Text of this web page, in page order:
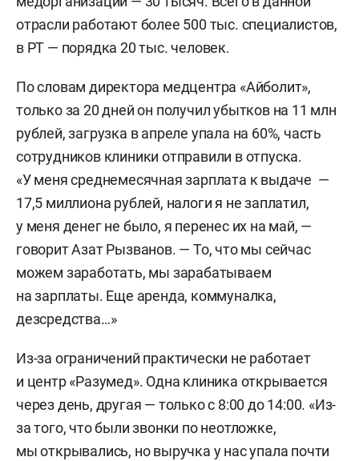
отрасли работают более 500 тыс. специалистов,
в РТ — порядка 20 тыс. человек.
По словам директора медцентра «Айболит»,
только за 20 дней он получил убытков на 11 млн
рублей, загрузка в апреле упала на 60%, часть
сотрудников клиники отправили в отпуска.
«У меня среднемесячная зарплата к выдаче —
17,5 миллиона рублей, налоги я не заплатил,
у меня денег не было, я перенес их на май, —
говорит Азат Рызванов. — То, что мы сейчас
можем заработать, мы зарабатываем
на зарплаты. Еще аренда, коммуналка,
дезсредства…»
Из-за ограничений практически не работает
и центр «Разумед». Одна клиника открывается
через день, другая — только с 8:00 до 14:00. «Из-
за того, что были звонки по неотложке,
мы открывались, но выручка у нас упала почти